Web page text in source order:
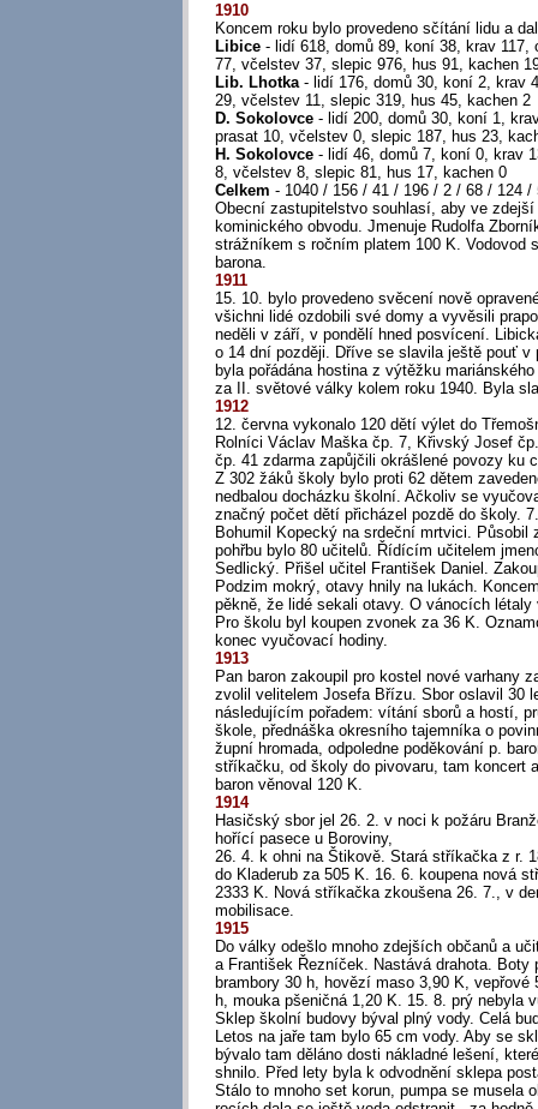
1910
Koncem roku bylo provedeno sčítání lidu a
Libice- lidí 618, domů 89, koní 38, krav 117,
77, včelstev 37, slepic 976, hus 91, kachen
Lib. Lhotka- lidí 176, domů 30, koní 2, krav
29, včelstev 11, slepic 319, hus 45, kachen 2
D. Sokolovce- lidí 200, domů 30, koní 1,
prasat 10, včelstev 0, slepic 187, hus 23,
H. Sokolovce- lidí 46, domů 7, koní 0, krav
8, včelstev 8, slepic 81, hus 17, kachen 0
Celkem - 1040 / 156 / 41 / 196 / 2 / 68 / 124 /
Obecní zastupitelstvo souhlasí, aby ve
kominického obvodu. Jmenuje Rudolfa
strážníkem s ročním platem 100 K. Vodovod
barona.
1911
15. 10. bylo provedeno svěcení nově
všichni lidé ozdobili své domy a vyvěsili
neděli v září, v pondělí hned posvícení.
o 14 dní později. Dříve se slavila ještě pouť v
byla pořádána hostina z výtěžku
za II. světové války kolem roku 1940. Byla
1912
12. června vykonalo 120 dětí výlet do
Rolníci Václav Maška čp. 7, Křivský Josef
čp. 41 zdarma zapůjčili okrášlené povozy ku
Z 302 žáků školy bylo proti 62 dětem
nedbalou docházku školní. Ačkoliv se
značný počet dětí přicházel pozdě do školy.
Bohumil Kopecký na srdeční mrtvici. Působil
pohřbu bylo 80 učitelů. Řídícím učitelem
Sedlický. Přišel učitel František Daniel.
Podzim mokrý, otavy hnily na lukách.
pěkně, že lidé sekali otavy. O vánocích létaly
Pro školu byl koupen zvonek za 36 K.
konec vyučovací hodiny.
1913
Pan baron zakoupil pro kostel nové varhany
zvolil velitelem Josefa Břízu. Sbor oslavil 30
následujícím pořadem: vítání sborů a hostí,
škole, přednáška okresního tajemníka o
župní hromada, odpoledne poděkování p.
stříkačku, od školy do pivovaru, tam koncert
baron věnoval 120 K.
1914
Hasičský sbor jel 26. 2. v noci k požáru
hořící pasece u Boroviny,
26. 4. k ohni na Štikově. Stará stříkačka z r.
do Kladerub za 505 K. 16. 6. koupena nová
2333 K. Nová stříkačka zkoušena 26. 7., v
mobilisace.
1915
Do války odešlo mnoho zdejších občanů a
a František Řezníček. Nastává drahota. Boty
brambory 30 h, hovězí maso 3,90 K, vepřové
h, mouka pšeničná 1,20 K. 15. 8. prý nebyla
Sklep školní budovy býval plný vody. Celá
Letos na jaře tam bylo 65 cm vody. Aby se
bývalo tam děláno dosti nákladné lešení,
shnilo. Před lety byla k odvodnění sklepa
Stálo to mnoho set korun, pumpa se musela